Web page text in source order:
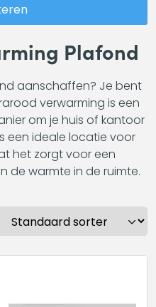
Plafond
aanschaffen? Je bent
verwarming is een
om je huis of kantoor
een ideale locatie voor
het zorgt voor een
de warmte in de ruimte.